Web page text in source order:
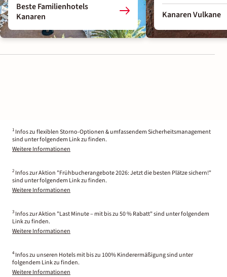
Beste Familienhotels
Kanaren
Kanaren Vulkane
1 Infos zu flexiblen Storno-Optionen & umfassendem Sicherheitsmanagement
sind unter folgendem Link zu finden.
Weitere Informationen
2 Infos zur Aktion "Frühbucherangebote 2026: Jetzt die besten Plätze sichern!"
sind unter folgendem Link zu finden.
Weitere Informationen
3 Infos zur Aktion "Last Minute – mit bis zu 50 % Rabatt" sind unter folgendem
Link zu finden.
Weitere Informationen
4 Infos zu unseren Hotels mit bis zu 100% Kinderermäßigung sind unter
folgendem Link zu finden.
Weitere Informationen